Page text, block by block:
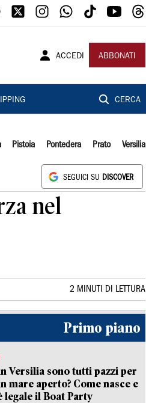
ACCEDI ABBONATI
CERCA
Pistoia Pontedera Prato Versilia
SEGUICI SU DISCOVER
nel
2 MINUTI DI LETTURA
Primo piano
Versilia sono tutti pazzi per
mare aperto? Come nasce e
legale il Boat Party